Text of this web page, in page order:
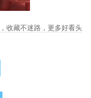
收藏不迷路，更多好看头